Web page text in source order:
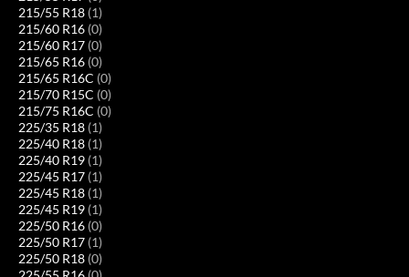
215/55 R18 (1)
215/60 R16 (0)
215/60 R17 (0)
215/65 R16 (0)
215/65 R16C (0)
215/70 R15C (0)
215/75 R16C (0)
225/35 R18 (1)
225/40 R18 (1)
225/40 R19 (1)
225/45 R17 (1)
225/45 R18 (1)
225/45 R19 (1)
225/50 R16 (0)
225/50 R17 (1)
225/50 R18 (0)